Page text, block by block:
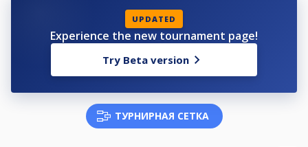
UPDATED
Experience the new tournament page!
Try Beta version
ТУРНИРНАЯ СЕТКА